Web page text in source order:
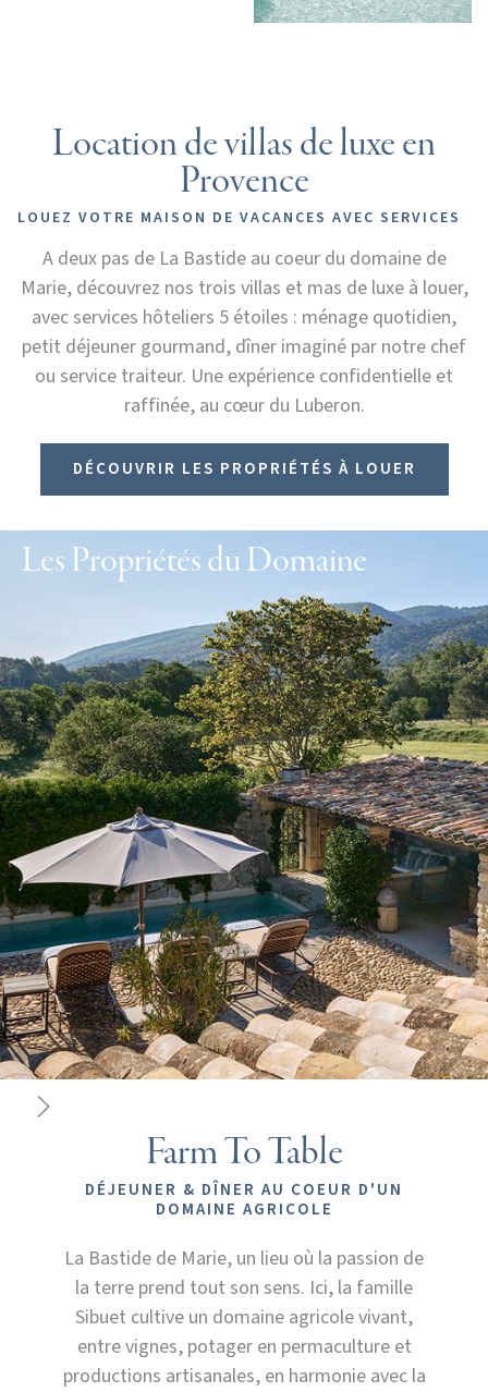
Location de villas de luxe en
Provence
LOUEZ VOTRE MAISON DE VACANCES AVEC SERVICES
A deux pas de La Bastide au coeur du domaine de
Marie, découvrez nos trois villas et mas de luxe à louer,
avec services hôteliers 5 étoiles : ménage quotidien,
petit déjeuner gourmand, dîner imaginé par notre chef
ou service traiteur. Une expérience confidentielle et
raffinée, au cœur du Luberon.
DÉCOUVRIR LES PROPRIÉTÉS À LOUER
Les Propriétés du Domaine
Farm To Table
DÉJEUNER & DÎNER AU COEUR D'UN
DOMAINE AGRICOLE
La Bastide de Marie, un lieu où la passion de
la terre prend tout son sens. Ici, la famille
Sibuet cultive un domaine agricole vivant,
entre vignes, potager en permaculture et
productions artisanales, en harmonie avec la